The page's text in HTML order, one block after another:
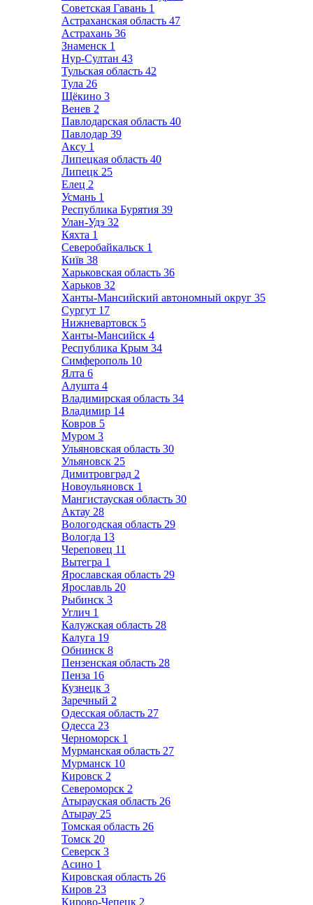
Советская Гавань 1
Астраханская область 47
Астрахань 36
Знаменск 1
Нур-Султан 43
Тульская область 42
Тула 26
Щёкино 3
Венев 2
Павлодарская область 40
Павлодар 39
Аксу 1
Липецкая область 40
Липецк 25
Елец 2
Усмань 1
Республика Бурятия 39
Улан-Удэ 32
Кяхта 1
Северобайкальск 1
Київ 38
Харьковская область 36
Харьков 32
Ханты-Мансийский автономный округ 35
Сургут 17
Нижневартовск 5
Ханты-Мансийск 4
Республика Крым 34
Симферополь 10
Ялта 6
Алушта 4
Владимирская область 34
Владимир 14
Ковров 5
Муром 3
Ульяновская область 30
Ульяновск 25
Димитровград 2
Новоульяновск 1
Мангистауская область 30
Актау 28
Вологодская область 29
Вологда 13
Череповец 11
Вытегра 1
Ярославская область 29
Ярославль 20
Рыбинск 3
Углич 1
Калужская область 28
Калуга 19
Обнинск 8
Пензенская область 28
Пенза 16
Кузнецк 3
Заречный 2
Одесская область 27
Одесса 23
Черноморск 1
Мурманская область 27
Мурманск 10
Кировск 2
Североморск 2
Атырауская область 26
Атырау 25
Томская область 26
Томск 20
Северск 3
Асино 1
Кировская область 26
Киров 23
Кирово-Чепецк 2